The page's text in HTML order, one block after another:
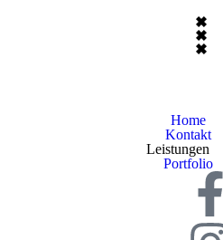
Home
Kontakt
Leistungen
Portfolio